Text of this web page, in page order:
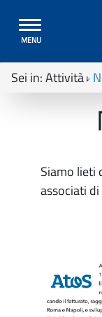
Toggle
navigation
MENU
Sei in:Attività
Siamo lieti
associati